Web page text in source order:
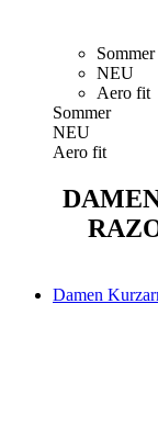
Sommer
NEU
Aero fit
Sommer
NEU
Aero fit
Damen